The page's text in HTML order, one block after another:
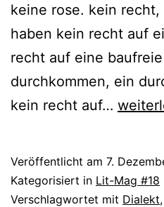
keine rose. kein
haben kein recht auf
recht auf eine
durchkommen, ein
kein recht auf… Anna
10
Veröffentlicht am 7.
Kategorisiert in Lit-Mag #18
Verschlagwortet mit Dialekt,